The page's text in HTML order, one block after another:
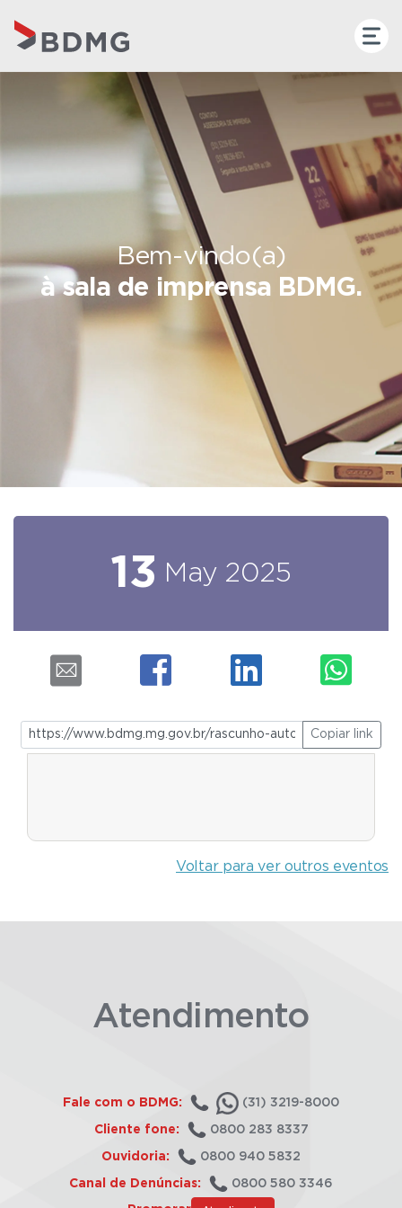
Bem-vindo(a)
à sala de imprensa BDMG.
13 May 2025
Copiar link
Voltar para ver outros eventos
Atendimento
Fale com o BDMG: (31) 3219-8000
Cliente fone: 0800 283 8337
Ouvidoria: 0800 940 5832
Canal de Denúncias: 0800 580 3346